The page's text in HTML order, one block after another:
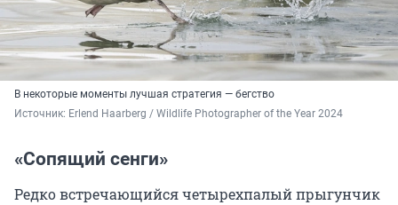
В некоторые моменты лучшая стратегия — бегство
Источник: Erlend Haarberg / Wildlife Photographer of the Year 2024
«Сопящий сенги»
Редко встречающийся четырехпалый прыгунчик